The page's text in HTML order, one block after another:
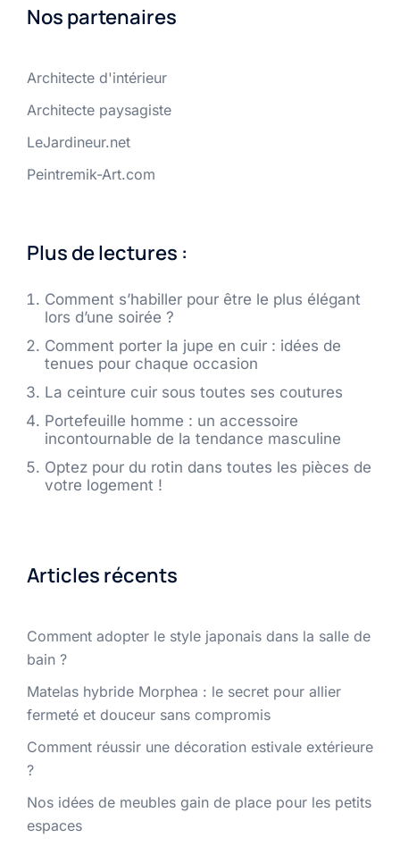
Nos partenaires
Architecte d'intérieur
Architecte paysagiste
LeJardineur.net
Peintremik-Art.com
Plus de lectures :
Comment s’habiller pour être le plus élégant
lors d’une soirée ?
Comment porter la jupe en cuir : idées de
tenues pour chaque occasion
La ceinture cuir sous toutes ses coutures
Portefeuille homme : un accessoire
incontournable de la tendance masculine
Optez pour du rotin dans toutes les pièces de
votre logement !
Articles récents
Comment adopter le style japonais dans la salle de
bain ?
Matelas hybride Morphea : le secret pour allier
fermeté et douceur sans compromis
Comment réussir une décoration estivale extérieure
?
Nos idées de meubles gain de place pour les petits
espaces